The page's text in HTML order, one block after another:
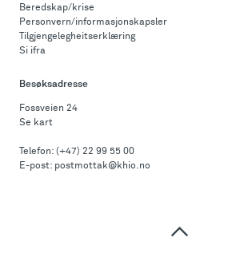
Beredskap/krise
Personvern/informasjonskapsler
Tilgjengelegheitserklæring
Si ifra
Besøksadresse
Fossveien 24
Se kart
Telefon: (+47) 22 99 55 00
E-post: postmottak@khio.no